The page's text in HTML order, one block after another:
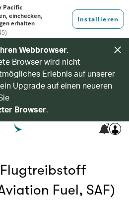
Webbrowser.
Browser wird nicht
Erlebnis auf unserer
Upgrade auf einen neueren
Browser.
7
Fuel, SAF)